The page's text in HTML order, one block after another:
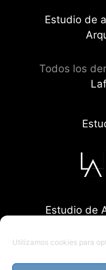
Utilizamos cookies para
Estudio de
Todos los
Estudio de